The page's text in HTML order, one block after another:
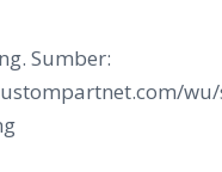
Sumber:
wu/